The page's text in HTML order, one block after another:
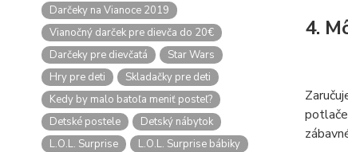
Darčeky na Vianoce 2019
Vianočný darček pre dievča do 20€
Darčeky pre dievčatá
Star Wars
Hry pre deti
Skladačky pre deti
Kedy by malo batoľa meniť posteľ?
Detské postele
Detský nábytok
L.O.L. Surprise
L.O.L. Surprise bábiky
4.